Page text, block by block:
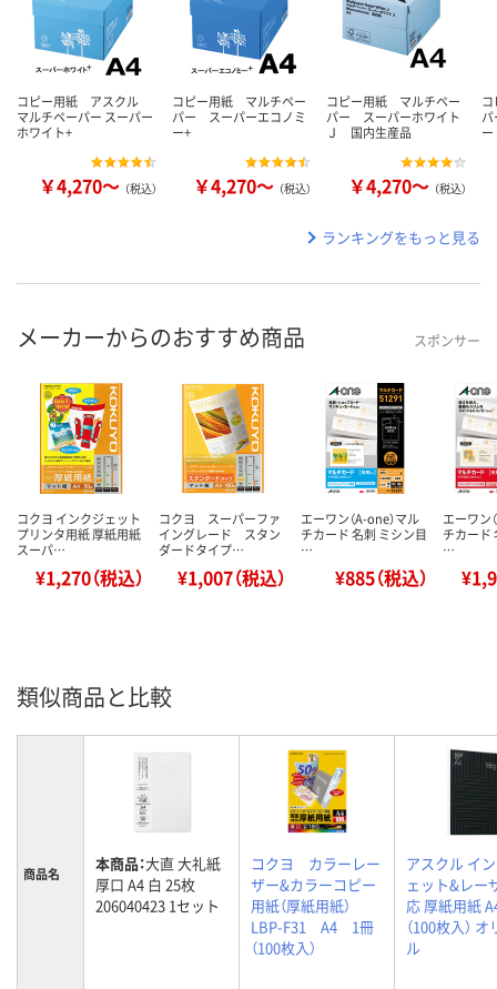
コピー用紙 アスクル
マルチペーパー スーパー
ホワイト+
￥4,270～ （税込）
コピー用紙 マルチペー
パー スーパーエコノミ
ー+
￥4,270～ （税込）
コピー用紙 マルチペー
パー スーパーホワイト
Ｊ 国内生産品
￥4,270～ （税込）
ランキングをもっと見る
メーカーからのおすすめ商品 スポンサー
コクヨ インクジェット
プリンタ用紙 厚紙用紙
スーパ…
¥1,270（税込）
コクヨ スーパーファ
イングレード スタン
ダードタイプ…
¥1,007（税込）
エーワン（A-one）マル
チカード 名刺 ミシン目
…
¥885（税込）
エーワン
チカード
…
類似商品と比較
商品名 本商品：大直 大礼紙
厚口 A4 白 25枚
206040423 1セット
コクヨ カラーレー
ザー&カラーコピー
用紙（厚紙用紙）
LBP-F31 A4 1冊
（100枚入）
アスクル イ
ェット&レー
応 厚紙用紙
（100枚入）
ル